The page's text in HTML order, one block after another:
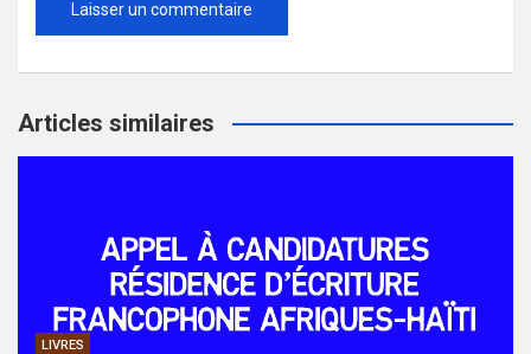
Articles similaires
LIVRES